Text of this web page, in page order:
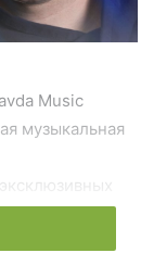
Music
музыкальная
выпуски: